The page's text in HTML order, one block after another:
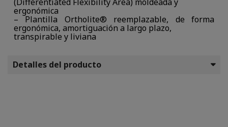
ergonómica
– Plantilla Ortholite® reemplazable, de forma
ergonómica, amortiguación a largo plazo,
transpirable y liviana
Detalles del producto